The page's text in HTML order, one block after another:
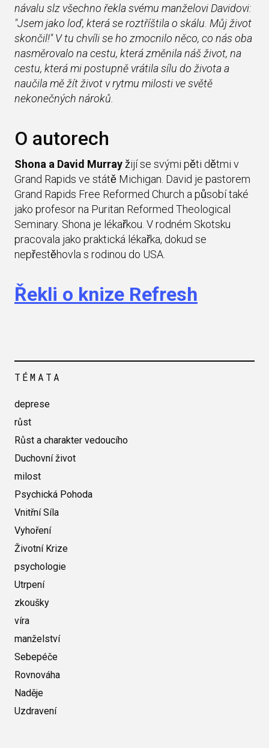
návalu slz všechno řekla svému manželovi Davidovi:
"Jsem jako loď, která se roztříštila o skálu. Můj život
skončil!" V tu chvíli se ho zmocnilo něco, co nás oba
nasměrovalo na cestu, která změnila náš život, na
cestu, která mi postupně vrátila sílu do života a
naučila mě žít život v rytmu milosti ve světě
nekonečných nároků.
O autorech
Shona a David Murrayžijí se svými pěti dětmi v
Grand Rapids ve státě Michigan. David je pastorem
Grand Rapids Free Reformed Church a působí také
jako profesor na Puritan Reformed Theological
Seminary. Shona je lékařkou. V rodném Skotsku
pracovala jako praktická lékařka, dokud se
nepřestěhovla s rodinou do USA.
Řekli o knize Refresh
TÉMATA
deprese
růst
Růst a charakter vedoucího
Duchovní život
milost
Psychická Pohoda
Vnitřní Síla
Vyhoření
Životní Krize
psychologie
Utrpení
zkoušky
víra
manželství
Sebepéče
Rovnováha
Naděje
Uzdravení